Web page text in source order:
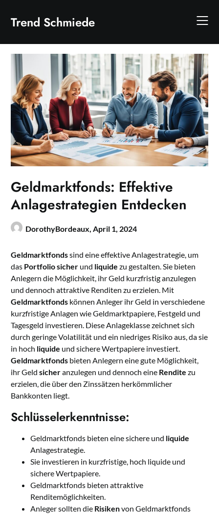
content
Trend Schmiede
Geldmarktfonds: Effektive
Anlagestrategien Entdecken
DorothyBordeaux,April 1, 2024
Geldmarktfondssind eine effektive Anlagestrategie, um
das Portfoliosicher und liquide zu gestalten. Sie bieten
Anlegern die Möglichkeit, ihr Geld kurzfristig anzulegen
und dennoch attraktive Renditen zu erzielen. Mit
Geldmarktfonds können Anleger ihr Geld in verschiedene
kurzfristige Anlagen wie Geldmarktpapiere, Festgeld und
Tagesgeld investieren. Diese Anlageklasse zeichnet sich
durch geringe Volatilität und ein niedriges Risiko aus, da sie
in hoch liquide und sichere Wertpapiere investiert.
Geldmarktfonds bieten Anlegern eine gute Möglichkeit,
ihr Geldsicheranzulegen und dennoch eine Rendite zu
erzielen, die über den Zinssätzen herkömmlicher
Bankkonten liegt.
Schlüsselerkenntnisse:
Geldmarktfonds bieten eine sichere und liquide
Anlagestrategie.
Sie investieren in kurzfristige, hoch liquide und
sichere Wertpapiere.
Geldmarktfonds bieten attraktive
Renditemöglichkeiten.
Anleger sollten die Risikenvon Geldmarktfonds